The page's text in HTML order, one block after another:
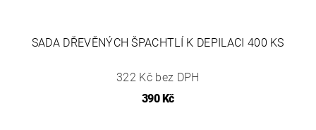
SADA DŘEVĚNÝCH ŠPACHTLÍ K DEPILACI 400 KS
322 Kč bez DPH
390 Kč